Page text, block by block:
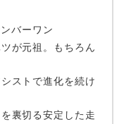
バーワン
が元祖。もちろん
ストで進化を続け
裏切る安定した走